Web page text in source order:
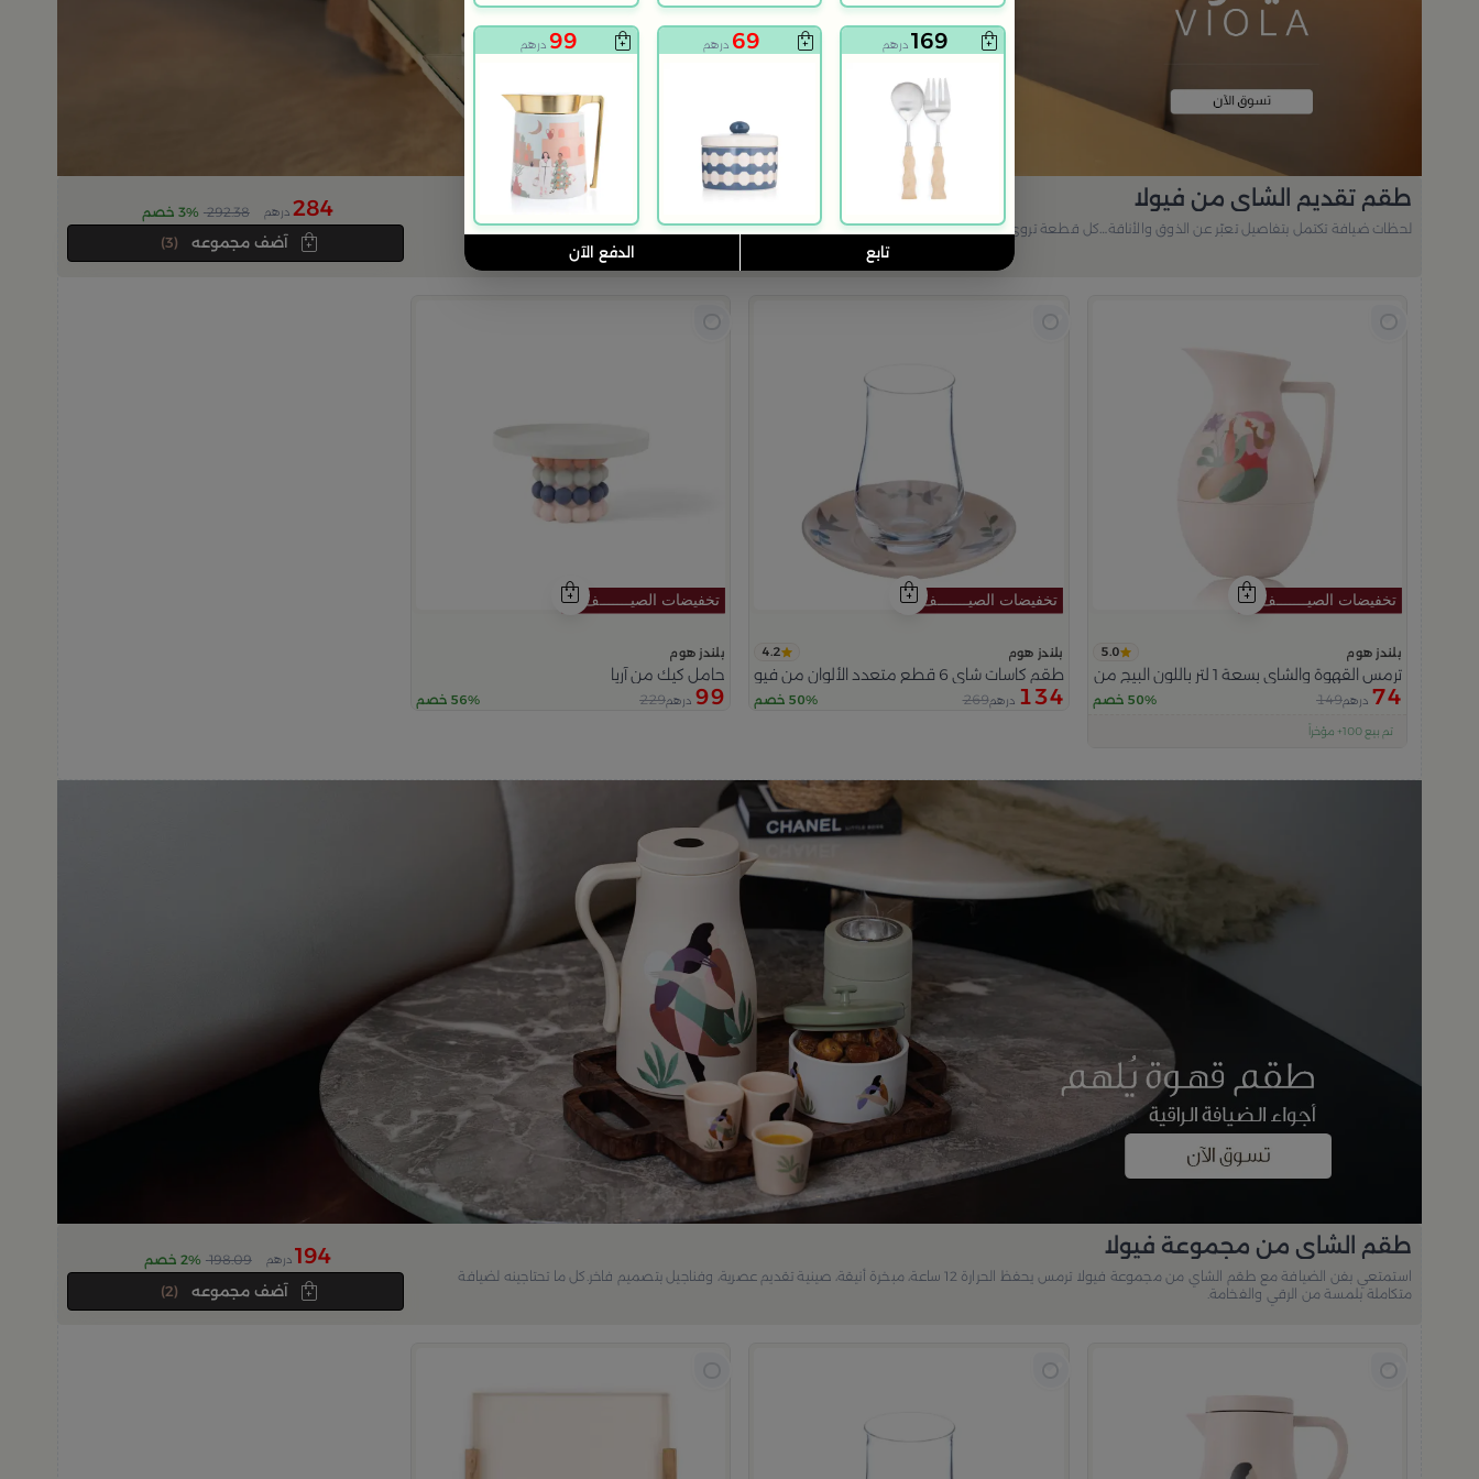
طقم تقديم الشاي من فيولا
لحظات ضيافة تكتمل بتفاصيل تعبّر عن الذوق والأناقة…كل قطعة تروي لمسة دفء تليق بمناسباتك الجميلة.
284 درهم 292.38 3% خصم
(3)
بلندز هوم 5.0
ترمس القهوة والشاي بسعة 1 لتر باللون البيج من فيولا
74 درهم149 50% خصم
اقل سعر في 30 يوم
بلندز هوم 4.2
طقم كاسات شاي 6 قطع متعدد الألوان من فيولا
134 درهم269 50% خصم
بلندز هوم
حامل كيك من آريا
99 درهم229 56% خصم
طقم الشاي من مجموعة فيولا
استمتعي بفن الضيافة مع طقم الشاي من مجموعة فيولا ترمس يحفظ الحرارة 12 ساعة، مبخرة أنيقة، صينية تقديم عصرية، وفناجيل بتصميم فاخر.كل ما تحتاجينه لضيافة
متكاملة بلمسة من الرقي والفخامة.
194 درهم 198.09 2% خصم
(2)
169 درهم 69 درهم 99 درهم
تابع الدفع الآن